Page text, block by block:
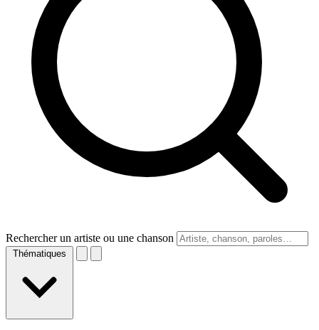
Rechercher un artiste ou une chanson
Thématiques